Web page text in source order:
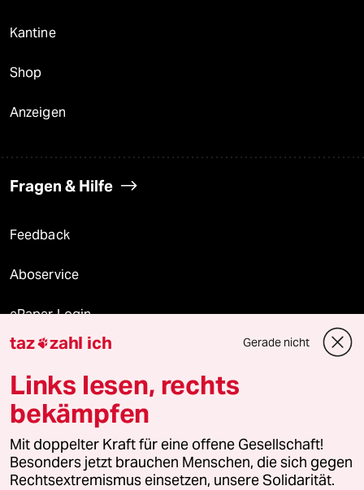
Kantine
Shop
Anzeigen
Fragen & Hilfe
Feedback
Aboservice
ePaper Login
Downloads für Abonnierende
© 2026 taz Verlags und Vertriebs GmbH
Alle Rechte vorbehalten. Bei rechtlichen Fragen oder für Genehmigungen
wenden Sie sich bitte an
lizenzen@taz.de
taz zahl ich Gerade nicht
Links lesen, rechts
bekämpfen
Mit doppelter Kraft für eine offene Gesellschaft!
Besonders jetzt brauchen Menschen, die sich gegen
Rechtsextremismus einsetzen, unsere Solidarität.